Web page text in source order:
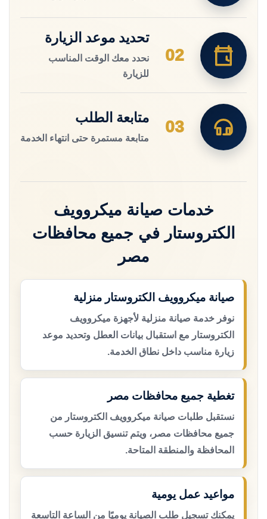
02
تحديد موعد الزيارة
نحدد معك الوقت المناسب
للزيارة
03
متابعة الطلب
متابعة مستمرة حتى انتهاء الخدمة
خدمات صيانة ميكروويف
الكتروستار في جميع محافظات
مصر
صيانة ميكروويف الكتروستار منزلية
نوفر خدمة صيانة منزلية لأجهزة ميكروويف
الكتروستار مع استقبال بيانات العطل وتحديد موعد
زيارة مناسب داخل نطاق الخدمة.
تغطية جميع محافظات مصر
نستقبل طلبات صيانة ميكروويف الكتروستار من
جميع محافظات مصر، ويتم تنسيق الزيارة حسب
المحافظة والمنطقة المتاحة.
مواعيد عمل يومية
يمكنك تسجيل طلب الصيانة يوميًا من الساعة التاسعة